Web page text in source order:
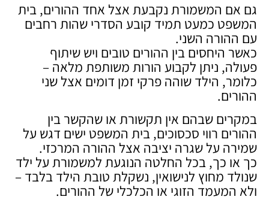
גם אם המשמורת נקבעת אצל אחד ההורים, בית
המשפט כמעט תמיד קובע הסדרי שהות רחבים
עם ההורה השני.
כאשר היחסים בין ההורים טובים ויש שיתוף
פעולה, ניתן לקבוע הורות משותפת מלאה –
כלומר, הילד שוהה פרקי זמן דומים אצל שני
ההורים.
במקרים שבהם אין תקשורת או שהקשר בין
ההורים רווי סכסוכים, בית המשפט ישים דגש על
שמירה על שגרה יציבה אצל ההורה המרכזי.
כך או כך, בכל החלטה הנוגעת למשמורת על ילד
שנולד מחוץ לנישואין, נשקלת טובת הילד בלבד –
ולא המעמד הזוגי או הכלכלי של ההורים.